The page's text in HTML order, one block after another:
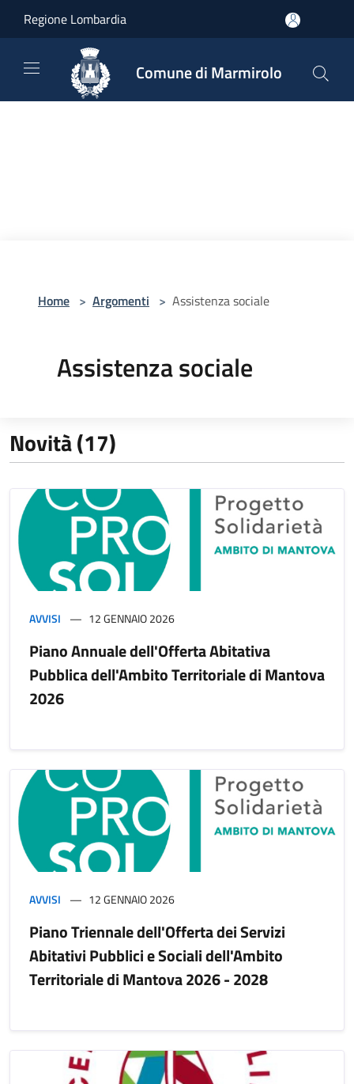
Regione Lombardia
Comune di Marmirolo
Home > Argomenti > Assistenza sociale
Assistenza sociale
Novità (17)
AVVISI 12 GENNAIO 2026
Piano Annuale dell'Offerta Abitativa
Pubblica dell'Ambito Territoriale di Mantova
2026
AVVISI 12 GENNAIO 2026
Piano Triennale dell'Offerta dei Servizi
Abitativi Pubblici e Sociali dell'Ambito
Territoriale di Mantova 2026 - 2028